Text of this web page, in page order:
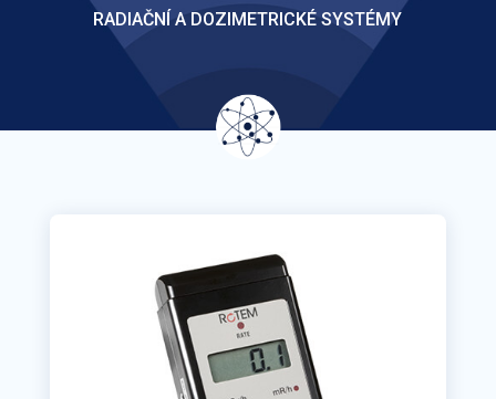
RADIAČNÍ A DOZIMETRICKÉ SYSTÉMY